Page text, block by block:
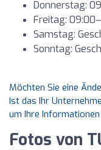
Donnerstag:
Freitag:
Samstag:
Sonntag:
Möchten Sie eine
Ist das Ihr
um Ihre
Fotos von